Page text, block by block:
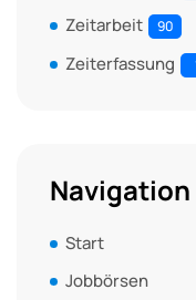
Zeitarbeit 90
Zeiterfassung
Navigation
Start
Jobbörsen